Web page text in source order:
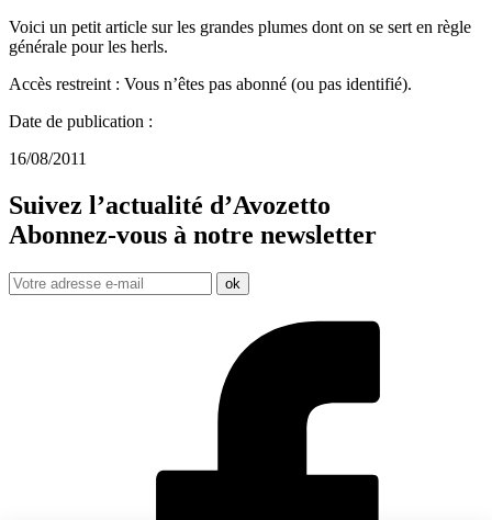
Voici un petit article sur les grandes plumes dont on se sert en règle
générale pour les herls.
Accès restreint : Vous n’êtes pas abonné (ou pas identifié).
Date de publication :
16/08/2011
Suivez l’actualité d’Avozetto
Abonnez-vous à notre newsletter